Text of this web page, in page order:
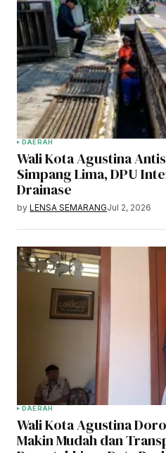
DAERAH
Wali Kota Agustina
Simpang Lima, DPU
Drainase
by LENSA SEMARANGJul 2, 2026
DAERAH
Wali Kota Agustina
Makin Mudah dan